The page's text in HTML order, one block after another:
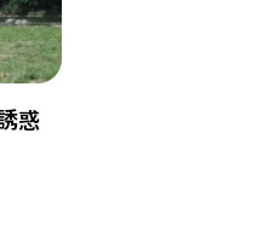
惑